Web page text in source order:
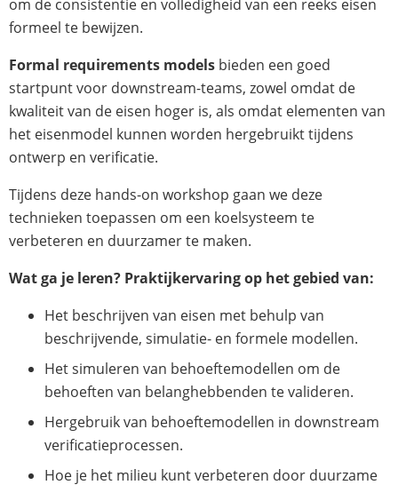
om de consistentie en volledigheid van een reeks eisen
formeel te bewijzen.
Formal requirements models bieden een goed
startpunt voor downstream-teams, zowel omdat de
kwaliteit van de eisen hoger is, als omdat elementen van
het eisenmodel kunnen worden hergebruikt tijdens
ontwerp en verificatie.
Tijdens deze hands-on workshop gaan we deze
technieken toepassen om een koelsysteem te
verbeteren en duurzamer te maken.
Wat ga je leren? Praktijkervaring op het gebied van:
Het beschrijven van eisen met behulp van
beschrijvende, simulatie- en formele modellen.
Het simuleren van behoeftemodellen om de
behoeften van belanghebbenden te valideren.
Hergebruik van behoeftemodellen in downstream
verificatieprocessen.
Hoe je het milieu kunt verbeteren door duurzame